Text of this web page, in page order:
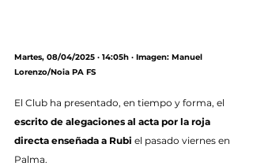
Martes, 08/04/2025 · 14:05h · Imagen: Manuel
Lorenzo/Noia PA FS
El Club ha presentado, en tiempo y forma, el
escrito de alegaciones al acta por la roja
directa enseñada a Rubi el pasado viernes en
Palma.